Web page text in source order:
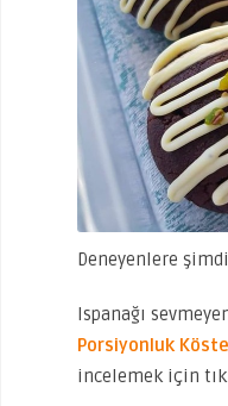
Deneyenlere
Ispanağı
Porsiyonluk
incelemek için